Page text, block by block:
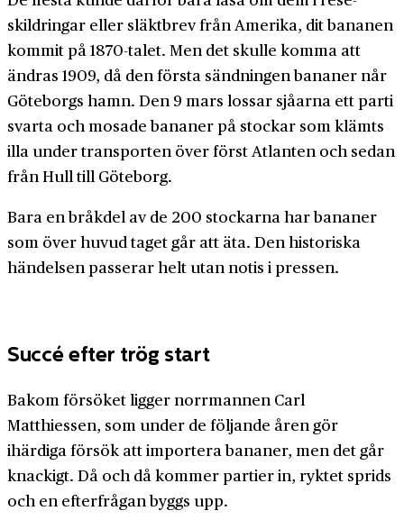
skildringar eller släkt­brev från Amerika, dit bananen
kommit på 1870-talet. Men det skulle komma att
ändras 1909, då den första sändningen bananer når
Göteborgs hamn. Den 9 mars lossar sjåarna ett parti
svarta och mosade bananer på stockar som klämts
illa under transporten över först Atlanten och sedan
från Hull till Göteborg.
Bara en bråkdel av de 200 stockarna har bananer
som över huvud taget går att äta. Den historiska
händelsen passerar helt utan notis i pressen.
Succé efter trög start
Bakom försöket ligger norrmannen Carl
Matthiessen, som under de följande åren gör
ihärdiga försök att importera bananer, men det går
knackigt. Då och då kommer partier in, ryktet sprids
och en efterfrågan byggs upp.